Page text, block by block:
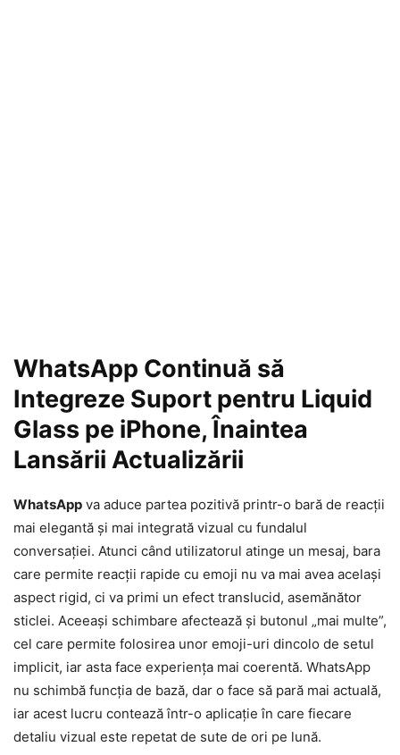
WhatsApp Continuă să
Integreze Suport pentru Liquid
Glass pe iPhone, Înaintea
Lansării Actualizării
WhatsApp va aduce partea pozitivă printr-o bară de reacții
mai elegantă și mai integrată vizual cu fundalul
conversației. Atunci când utilizatorul atinge un mesaj, bara
care permite reacții rapide cu emoji nu va mai avea același
aspect rigid, ci va primi un efect translucid, asemănător
sticlei. Aceeași schimbare afectează și butonul „mai multe”,
cel care permite folosirea unor emoji-uri dincolo de setul
implicit, iar asta face experiența mai coerentă. WhatsApp
nu schimbă funcția de bază, dar o face să pară mai actuală,
iar acest lucru contează într-o aplicație în care fiecare
detaliu vizual este repetat de sute de ori pe lună.